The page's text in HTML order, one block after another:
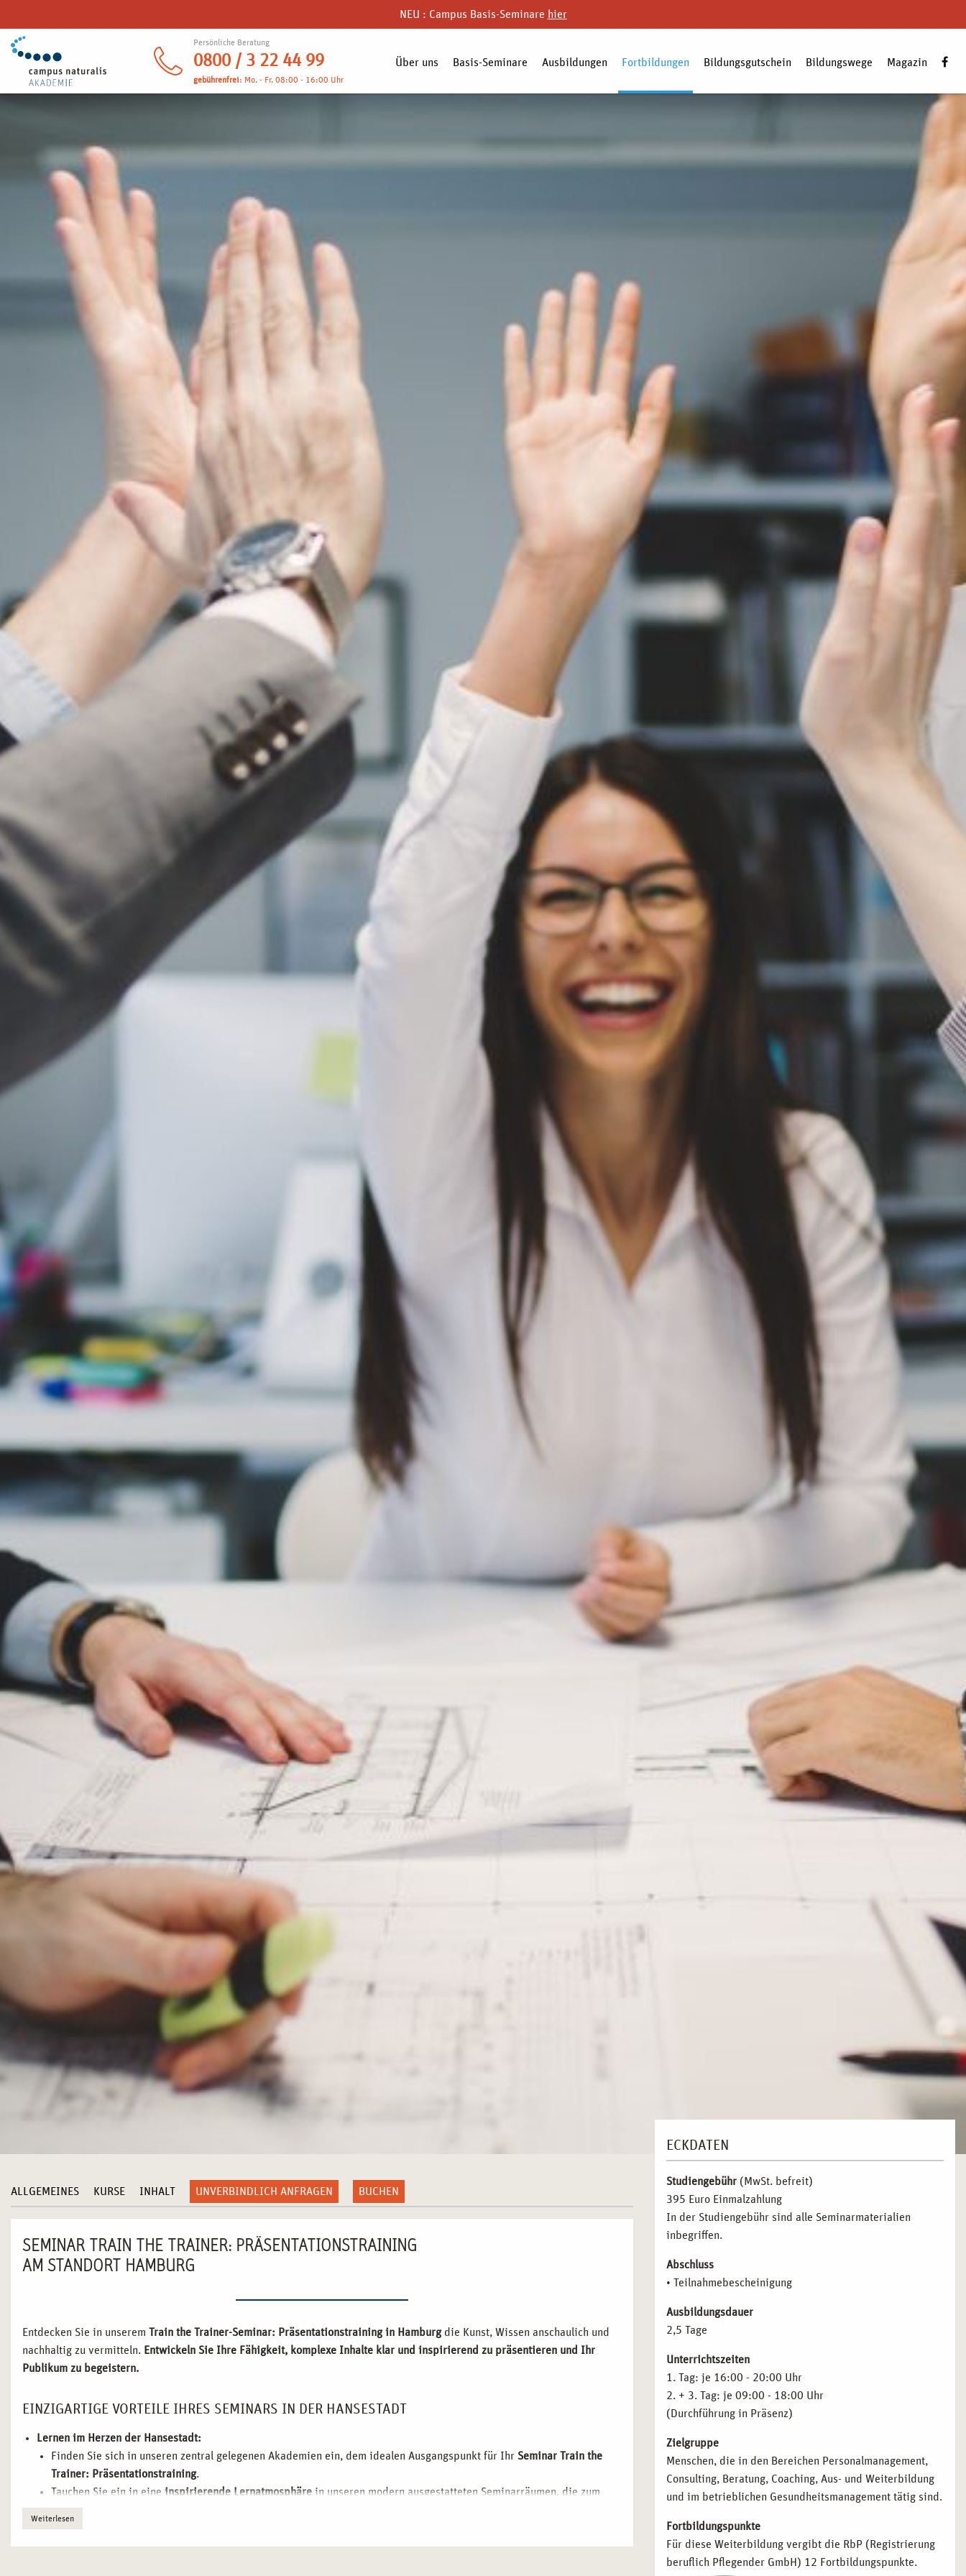
NEU : Campus Basis-Seminare hier
Persönliche Beratung
0800 / 3 22 44 99
gebührenfrei: Mo. - Fr. 08:00 - 16:00 Uhr
Über uns Basis-Seminare Ausbildungen Fortbildungen Bildungsgutschein Bildungswege Magazin
ALLGEMEINES KURSE INHALT UNVERBINDLICH ANFRAGEN BUCHEN
SEMINAR TRAIN THE TRAINER: PRÄSENTATIONSTRAINING
AM STANDORT HAMBURG
Entdecken Sie in unserem Train the Trainer-Seminar: Präsentationstraining in Hamburgdie Kunst, Wissen anschaulich und
nachhaltig zu vermitteln. Entwickeln Sie Ihre Fähigkeit, komplexe Inhalte klar und inspirierend zu präsentieren und Ihr
Publikum zu begeistern.
EINZIGARTIGE VORTEILE IHRES SEMINARS IN DER HANSESTADT
Lernen im Herzen der Hansestadt:
Finden Sie sich in unseren zentral gelegenen Akademien ein, dem idealen Ausgangspunkt für Ihr Seminar Train the
Trainer: Präsentationstraining.
Tauchen Sie ein in eine inspirierende Lernatmosphäre in unseren modern ausgestatteten Seminarräumen, die zum
aktiven Austausch und kreativen Denken einladen.
Erweitern Sie Ihr
Region.
Weiterlesen
ECKDATEN
Studiengebühr (MwSt. befreit)
395 Euro Einmalzahlung
In der Studiengebühr sind alle Seminarmaterialien
inbegriffen.
Abschluss
• Teilnahmebescheinigung
Ausbildungsdauer
2,5 Tage
Unterrichtszeiten
1. Tag: je 16:00 - 20:00 Uhr
2. + 3. Tag: je 09:00 - 18:00 Uhr
(Durchführung in Präsenz)
Zielgruppe
Menschen, die in den Bereichen Personalmanagement,
Consulting, Beratung, Coaching, Aus- und Weiterbildung
und im betrieblichen Gesundheitsmanagement tätig sind.
Fortbildungspunkte
Für diese Weiterbildung vergibt die RbP (Registrierung
beruflich Pflegender GmbH) 12 Fortbildungspunkte.